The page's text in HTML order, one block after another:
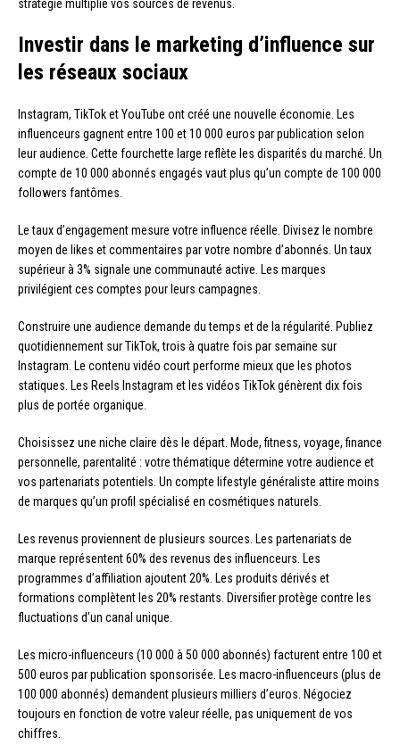
stratégie multiplie vos sources de revenus.
Investir dans le marketing d’influence sur
les réseaux sociaux
Instagram, TikTok et YouTube ont créé une nouvelle économie. Les
influenceurs gagnent entre 100 et 10 000 euros par publication selon
leur audience. Cette fourchette large reflète les disparités du marché. Un
compte de 10 000 abonnés engagés vaut plus qu’un compte de 100 000
followers fantômes.
Le taux d’engagement mesure votre influence réelle. Divisez le nombre
moyen de likes et commentaires par votre nombre d’abonnés. Un taux
supérieur à 3% signale une communauté active. Les marques
privilégient ces comptes pour leurs campagnes.
Construire une audience demande du temps et de la régularité. Publiez
quotidiennement sur TikTok, trois à quatre fois par semaine sur
Instagram. Le contenu vidéo court performe mieux que les photos
statiques. Les Reels Instagram et les vidéos TikTok génèrent dix fois
plus de portée organique.
Choisissez une niche claire dès le départ. Mode, fitness, voyage, finance
personnelle, parentalité : votre thématique détermine votre audience et
vos partenariats potentiels. Un compte lifestyle généraliste attire moins
de marques qu’un profil spécialisé en cosmétiques naturels.
Les revenus proviennent de plusieurs sources. Les partenariats de
marque représentent 60% des revenus des influenceurs. Les
programmes d’affiliation ajoutent 20%. Les produits dérivés et
formations complètent les 20% restants. Diversifier protège contre les
fluctuations d’un canal unique.
Les micro-influenceurs (10 000 à 50 000 abonnés) facturent entre 100 et
500 euros par publication sponsorisée. Les macro-influenceurs (plus de
100 000 abonnés) demandent plusieurs milliers d’euros. Négociez
toujours en fonction de votre valeur réelle, pas uniquement de vos
chiffres.